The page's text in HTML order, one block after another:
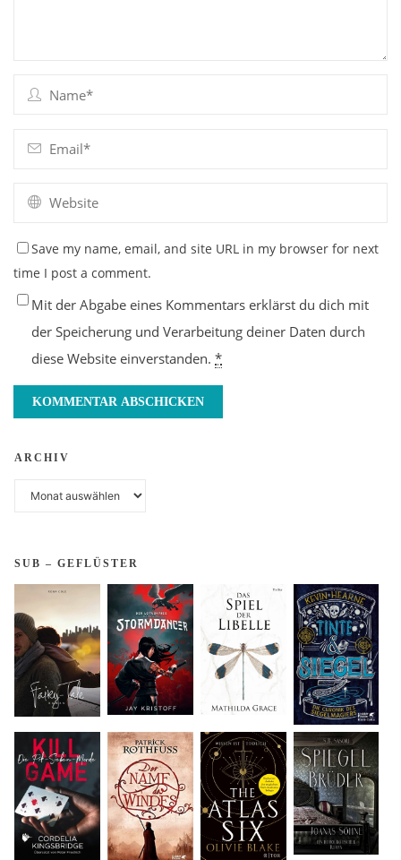
Save my name, email, and site URL in my browser for next
time I post a comment.
Mit der Abgabe eines Kommentars erklärst du dich mit
der Speicherung und Verarbeitung deiner Daten durch
diese Website einverstanden.*
ARCHIV
SUB – GEFLÜSTER